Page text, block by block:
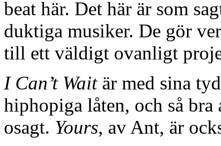
beat här. Det här är som
duktiga musiker. De gör
till ett väldigt ovanligt
I Can’t Waitär med sina
hiphopiga låten, och så
osagt. Yours, av Ant, är